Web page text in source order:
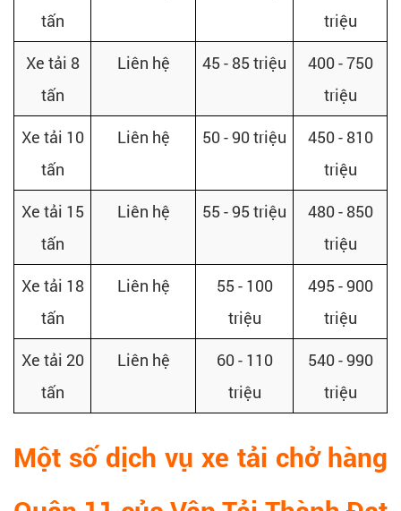
tấn
triệu
Xe tải 8
tấn
Liên hệ 45 - 85 triệu
400 - 750
triệu
Xe tải 10
tấn
Liên hệ 50 - 90 triệu
450 - 810
triệu
Xe tải 15
tấn
Liên hệ 55 - 95 triệu
480 - 850
triệu
Xe tải 18
tấn
Liên hệ
55 - 100
triệu
495 - 900
triệu
Xe tải 20
tấn
Liên hệ
60 - 110
triệu
540 - 990
triệu
Một số dịch vụ xe tải chở hàng